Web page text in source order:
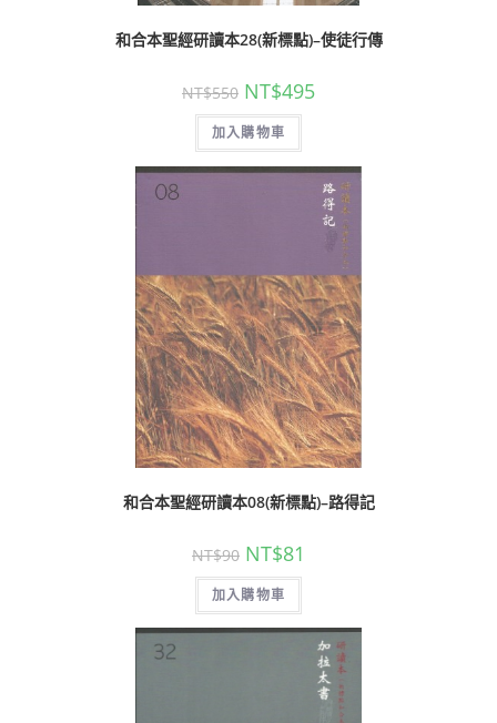
和合本聖經研讀本28(新標點)–使徒行傳
NT$550 NT$495
加入購物車
和合本聖經研讀本08(新標點)–路得記
NT$90 NT$81
加入購物車